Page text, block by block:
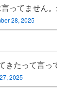
ってません
28, 2025
きたって言っ
2025